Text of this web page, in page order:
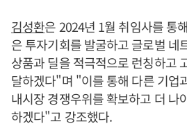
김성환은 2024년 1월 취임사를 통
은 투자기회를 발굴하고 글로벌 네
상품과 딜을 적극적으로 런칭하고
달하겠다"며 "이를 통해 다른 기업
내시장 경쟁우위를 확보하고 더 나
하겠다"고 강조했다.